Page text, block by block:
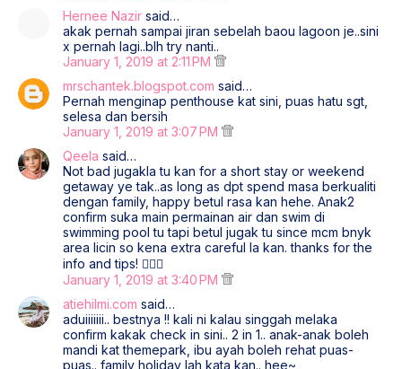
Hernee Nazir said…
akak pernah sampai jiran sebelah baou lagoon je..sini
x pernah lagi..blh try nanti..
January 1, 2019 at 2:11 PM
mrschantek.blogspot.com said…
Pernah menginap penthouse kat sini, puas hatu sgt,
selesa dan bersih
January 1, 2019 at 3:07 PM
Qeela said…
Not bad jugakla tu kan for a short stay or weekend
getaway ye tak..as long as dpt spend masa berkualiti
dengan family, happy betul rasa kan hehe. Anak2
confirm suka main permainan air dan swim di
swimming pool tu tapi betul jugak tu since mcm bnyk
area licin so kena extra careful la kan. thanks for the
info and tips! 👍🏿😁
January 1, 2019 at 3:40 PM
atiehilmi.com said…
aduiiiiiii.. bestnya !! kali ni kalau singgah melaka
confirm kakak check in sini.. 2 in 1.. anak-anak boleh
mandi kat themepark, ibu ayah boleh rehat puas-
puas.. family holiday lah kata kan.. hee~